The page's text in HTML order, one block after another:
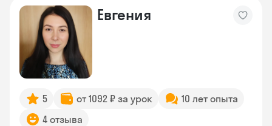
Евгения
5 от 1092 ₽ за урок
10 лет опыта
4 отзыва